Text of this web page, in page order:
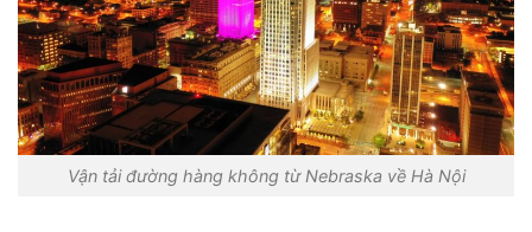
Vận tải đường hàng không từ Nebraska về Hà Nội